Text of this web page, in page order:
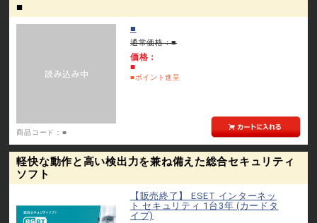
■
商品コード： ■
■
通常価格：■
価格：
■
■ポイント進呈
軽快な動作と高い検出力を兼ね備えた総合セキュリティ
ソフト
【販売終了】 ESET インターネッ
ト セキュリティ 1台3年 (カードタ
イプ)